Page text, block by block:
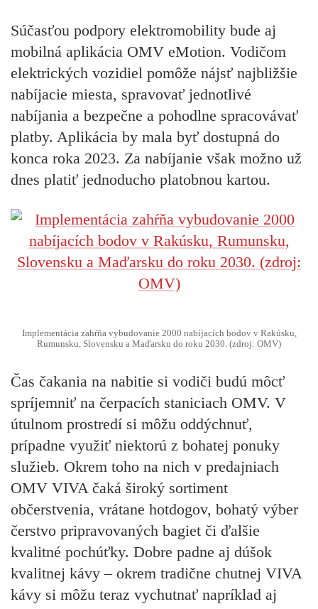
Súčasťou podpory elektromobility bude aj
mobilná aplikácia OMV eMotion. Vodičom
elektrických vozidiel pomôže nájsť najbližšie
nabíjacie miesta, spravovať jednotlivé
nabíjania a bezpečne a pohodlne spracovávať
platby. Aplikácia by mala byť dostupná do
konca roka 2023. Za nabíjanie však možno už
dnes platiť jednoducho platobnou kartou.
Implementácia zahŕňa vybudovanie 2000 nabíjacích bodov v Rakúsku,
Rumunsku, Slovensku a Maďarsku do roku 2030. (zdroj: OMV)
Čas čakania na nabitie si vodiči budú môcť
spríjemniť na čerpacích staniciach OMV. V
útulnom prostredí si môžu oddýchnuť,
prípadne využiť niektorú z bohatej ponuky
služieb. Okrem toho na nich v predajniach
OMV VIVA čaká široký sortiment
občerstvenia, vrátane hotdogov, bohatý výber
čerstvo pripravovaných bagiet či ďalšie
kvalitné pochúťky. Dobre padne aj dúšok
kvalitnej kávy – okrem tradične chutnej VIVA
kávy si môžu teraz vychutnať napríklad aj